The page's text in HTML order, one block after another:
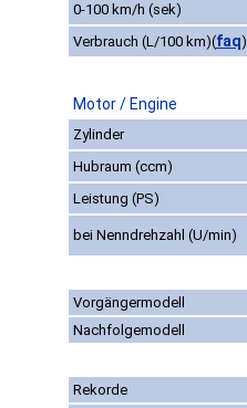
0-100 km/h (sek)
Verbrauch (L/100 km)(faq)
Motor / Engine
Zylinder
Hubraum (ccm)
Leistung (PS)
bei Nenndrehzahl (U/min)
Vorgängermodell
Nachfolgemodell
Rekorde